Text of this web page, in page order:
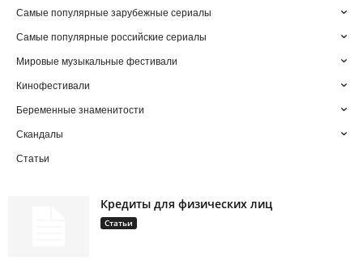
Самые популярные зарубежные сериалы
Самые популярные российские сериалы
Мировые музыкальные фестивали
Кинофестивали
Беременные знаменитости
Скандалы
Статьи
Кредиты для физических лиц
Статьи